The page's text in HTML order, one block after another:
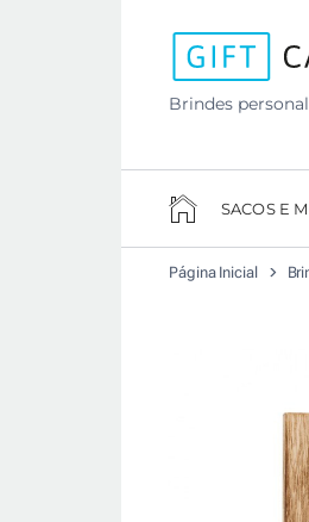
Brindes
SACOS E
Página Inicial